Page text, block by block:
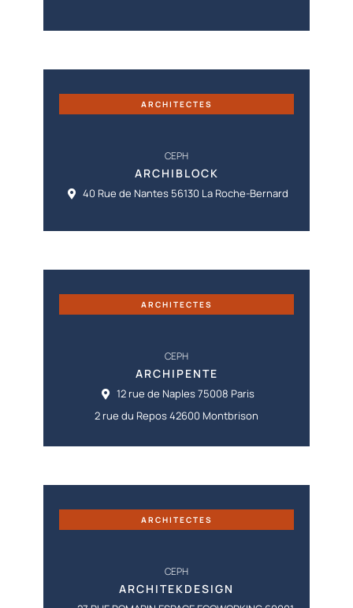
ARCHITECTES
CEPH
ARCHIBLOCK
40 Rue de Nantes 56130 La Roche-Bernard
ARCHITECTES
CEPH
ARCHIPENTE
12 rue de Naples 75008 Paris
2 rue du Repos 42600 Montbrison
ARCHITECTES
CEPH
ARCHITEKDESIGN